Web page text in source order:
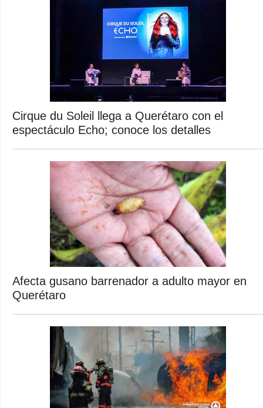
Cirque du Soleil llega a Querétaro con el
espectáculo Echo; conoce los detalles
Afecta gusano barrenador a adulto mayor en
Querétaro